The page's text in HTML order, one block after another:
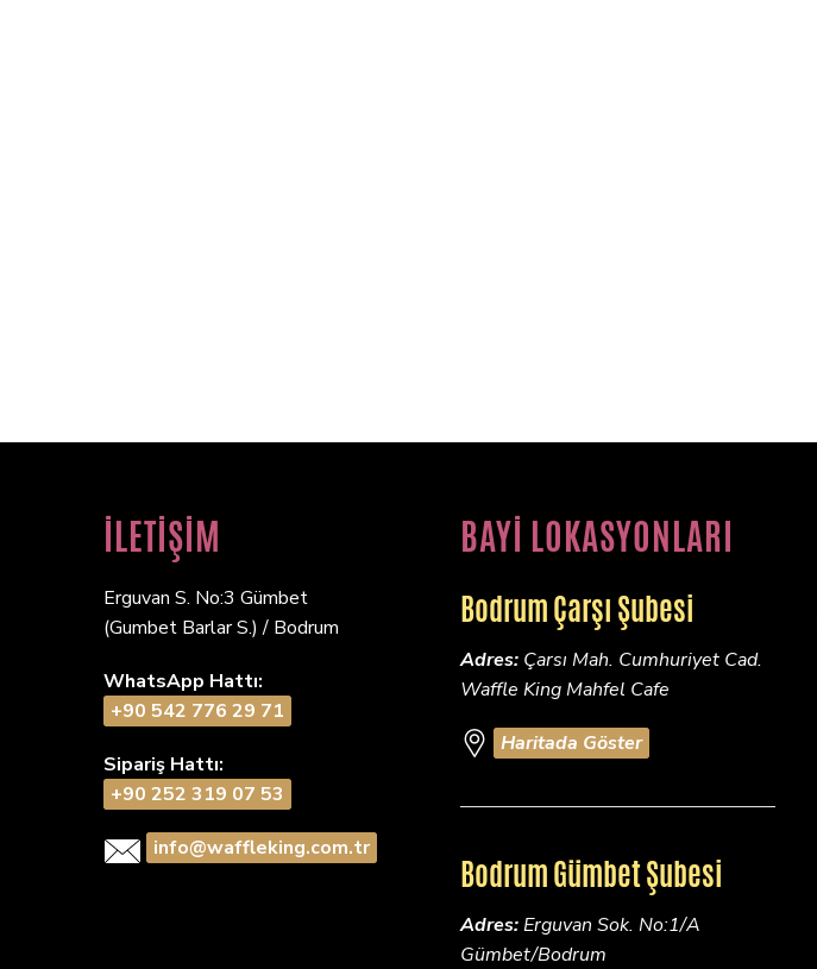
İLETİŞİM
Erguvan S. No:3 Gümbet
(Gumbet Barlar S.) / Bodrum
WhatsApp Hattı:
+90 542 776 29 71
Sipariş Hattı:
+90 252 319 07 53
info@waffleking.com.tr
BAYİ LOKASYONLARI
Bodrum Çarşı Şubesi
Adres: Çarsı Mah. Cumhuriyet Cad.
Waffle King Mahfel Cafe
Haritada Göster
Bodrum Gümbet Şubesi
Adres:Erguvan Sok. No:1/A
Gümbet/Bodrum